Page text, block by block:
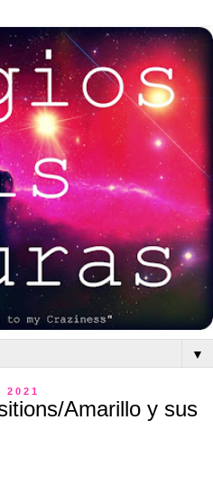
▼
Amarillo y sus